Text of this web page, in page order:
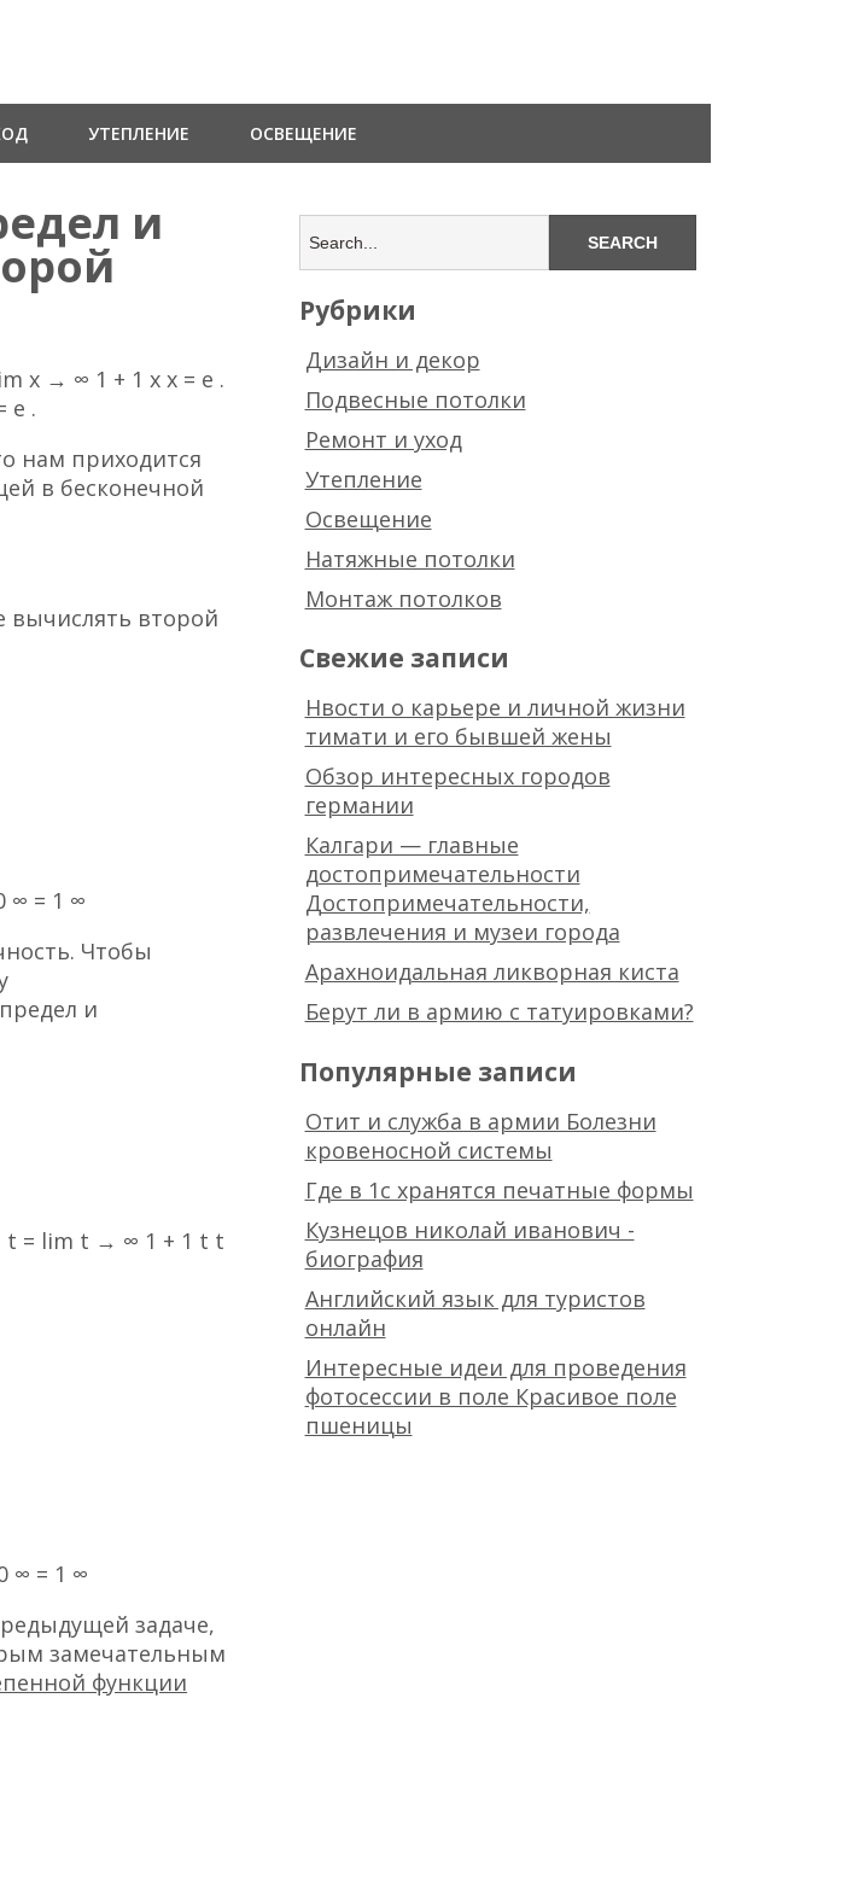
УТЕПЛЕНИЕ ОСВЕЩЕНИЕ
и
x → ∞ 1 + 1 x x = e .
e .
нам приходится
в бесконечной
вычислять второй
∞ = 1 ∞
Чтобы
и
t = lim t → ∞ 1 + 1 t t
∞ = 1 ∞
задаче,
замечательным
функции
Рубрики
Дизайн и декор
Подвесные потолки
Ремонт и уход
Утепление
Освещение
Натяжные потолки
Монтаж потолков
Свежие записи
Нвости о карьере и личной жизни
тимати и его бывшей жены
Обзор интересных городов
германии
Калгари — главные
достопримечательности
Достопримечательности,
развлечения и музеи города
Арахноидальная ликворная киста
Берут ли в армию с татуировками?
Популярные записи
Отит и служба в армии Болезни
кровеносной системы
Где в 1с хранятся печатные формы
Кузнецов николай иванович -
биография
Английский язык для туристов
онлайн
Интересные идеи для проведения
фотосессии в поле Красивое поле
пшеницы